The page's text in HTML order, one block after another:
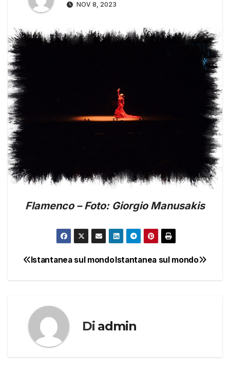
NOV 8, 2023
Flamenco – Foto: Giorgio Manusakis
NavigazioneIstantanea sul mondo
Istantanea sul mondo
Di admin